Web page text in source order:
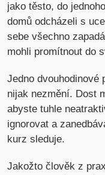
jako těsto, do
domů odcházeli s
sebe všechno
mohli promítnout do
Jedno dvouhodinové
nijak nezmění. Dost
abyste tuhle
ignorovat a
kurz sleduje.
Jakožto člověk z